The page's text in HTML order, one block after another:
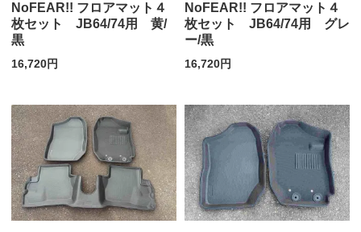
NoFEAR!! フロアマット４
枚セット JB64/74用 黄/
黒
16,720円
NoFEAR!! フロアマット４
枚セット JB64/74用 グレ
ー/黒
16,720円